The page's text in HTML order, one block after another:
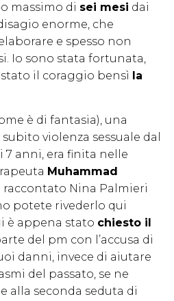
massimo di sei mesi dai
enorme, che
e spesso non
Io sono stata fortunata,
il coraggio bensì
la
è di fantasia), una
violenza sessuale dal
7 anni, era finita nelle
Muhammad
raccontato Nina Palmieri
potete rivederlo qui
è appena stato chiesto il
del pm con l’accusa di
danni, invece di aiutare
del passato, se ne
alla seconda seduta di